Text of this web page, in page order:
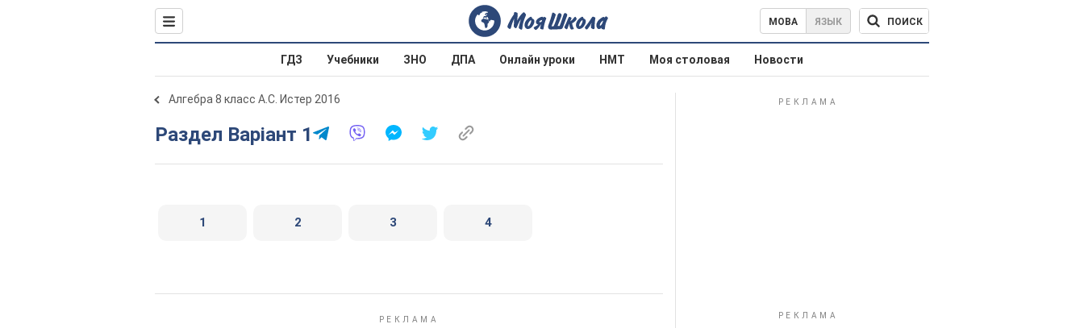
МОВА ЯЗЫК ПОИСК
ГДЗ Учебники ЗНО ДПА Онлайн уроки НМТ Моя столовая Новости
Алгебра 8 класс А.С. Истер 2016
Раздел Варіант 1
1 2 3 4